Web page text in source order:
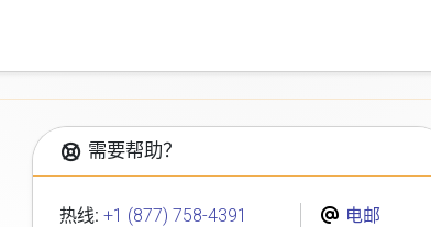
需要帮助？
热线: +1 (877) 758-4391
电邮